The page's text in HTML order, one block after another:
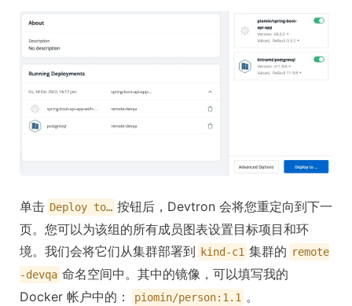
单击 Deploy to… 按钮后，Devtron 会将您重定向到下一
页。您可以为该组的所有成员图表设置目标项目和环
境。我们会将它们从集群部署到
kind-c1 集群的 remote
-devqa 命名空间中。其中的镜像，可以填写我的
Docker 帐户中的：
piomin/person:1.1 。